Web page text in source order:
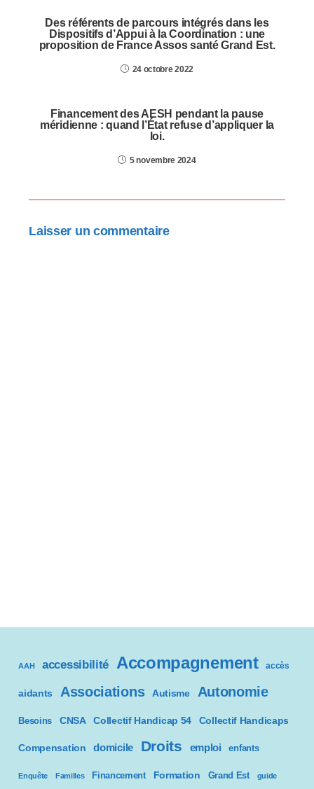
Des référents de parcours intégrés dans les
Dispositifs d’Appui à la Coordination : une
proposition de France Assos santé Grand Est.
24 octobre 2022
Financement des AESH pendant la pause
méridienne : quand l’État refuse d’appliquer la
loi.
5 novembre 2024
Laisser un commentaire
AAH accessibilité Accompagnement accès
aidants Associations Autisme Autonomie
Besoins CNSA Collectif Handicap 54 Collectif Handicaps
Compensation domicile Droits emploi enfants
Enquête Familles Financement Formation Grand Est guide